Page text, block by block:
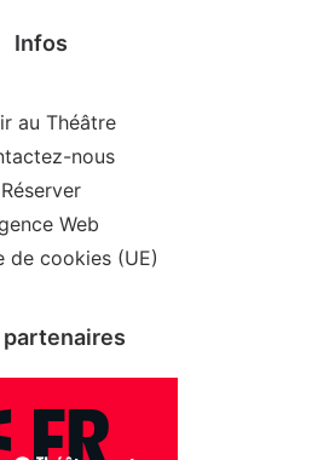
Infos
au Théâtre
nous
Réserver
Web
de cookies (UE)
partenaires